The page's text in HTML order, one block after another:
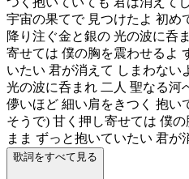
宇宙の果てで 見つけたよ 初め
降り注ぐ金と銀の 光の波に呑
寄せては 僕の胸を震わせるよ
いたい 君が消えて しまわない
光の波に呑まれ 二人 聖なる河
儚いほど 細い肩をきつく 抱い
そうで) 甘く押し寄せては 僕
まま ずっと抱いていたい 君が
歌詞をすべて見る